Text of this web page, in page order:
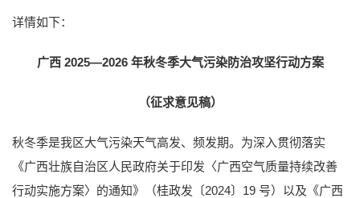
详情如下：
广西 2025—2026 年秋冬季大气污染防治攻坚行动方案
（征求意见稿）
秋冬季是我区大气污染天气高发、频发期。为深入贯彻落实
《广西壮族自治区人民政府关于印发〈广西空气质量持续改善
行动实施方案〉的通知》（桂政发〔2024〕19 号）以及《广西